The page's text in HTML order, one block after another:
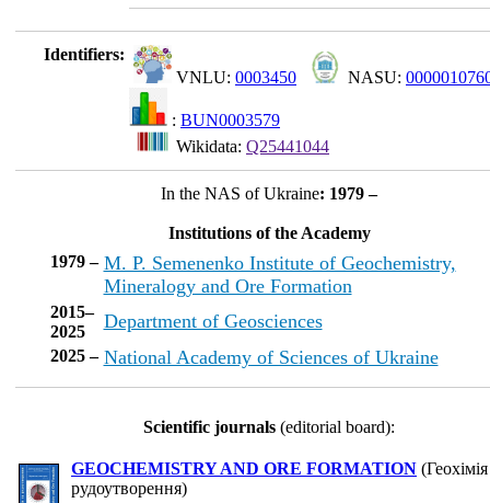
Identifiers:
VNLU: 0003450 NASU:
: BUN0003579
Wikidata: Q25441044
In the NAS of Ukraine: 1979 –
Institutions of the Academy
1979 – M. P. Semenenko Institute of Geochemistry,
Mineralogy and Ore Formation
2015–
2025
Department of Geosciences
2025 – National Academy of Sciences of Ukraine
Scientific journals (editorial board):
GEOCHEMISTRY AND ORE FORMATION
рудоутворення)